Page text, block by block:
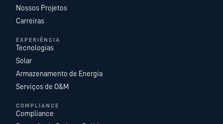
Nossos Projetos
Carreiras
EXPERIÊNCIA
Tecnologias
Solar
Armazenamento de Energia
Serviços de O&M
COMPLIANCE
Compliance